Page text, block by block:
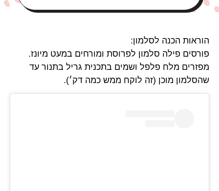
הוראות הכנה לסלמון:
פורסים פילה סלמון לפרוסת ומורחים במעט מיונז.
מפזרים מלח פלפל ושמים בתכנית גריל בתנור עד
שהסלמון מוכן (זה לוקח ממש כמה דק׳).